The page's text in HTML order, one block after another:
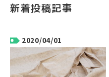
新着投稿記事
2020/04/01